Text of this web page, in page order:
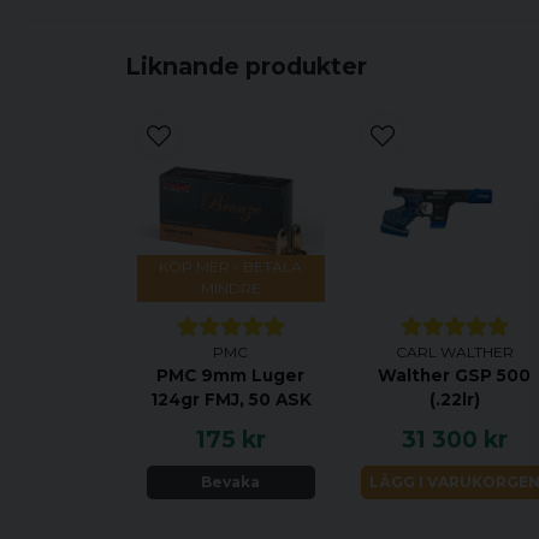
Liknande produkter
KÖP MER - BETALA
MINDRE
PMC
PMC 9mm Luger
124gr FMJ, 50 ASK
175 kr
Bevaka
CARL WALTHER
Walther GSP 500
(.22lr)
31 300 kr
LÄGG I VARUKORGEN